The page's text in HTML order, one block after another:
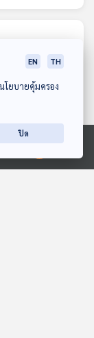
EN TH
โยบายคุ้มครอง
ปิด